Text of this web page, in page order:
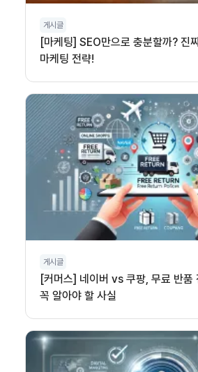
게시글
[마케팅] SEO만으로 충분할까? 진
마케팅 전략!
게시글
[커머스] 네이버 vs 쿠팡, 무료 반품
꼭 알아야 할 사실